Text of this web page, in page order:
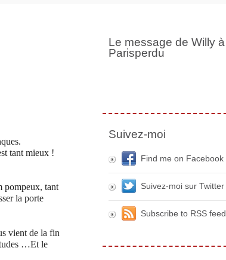
tant mieux !
pompeux, tant
la porte
vient de la fin
…Et le
Le message de Willy à
Parisperdu
Suivez-moi
Find me on Facebook
Suivez-moi sur Twitter
Subscribe to RSS feed